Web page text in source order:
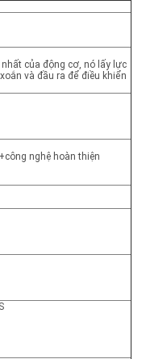
của động cơ, nó lấy lực
và đầu ra để điều khiển
nghệ hoàn thiện